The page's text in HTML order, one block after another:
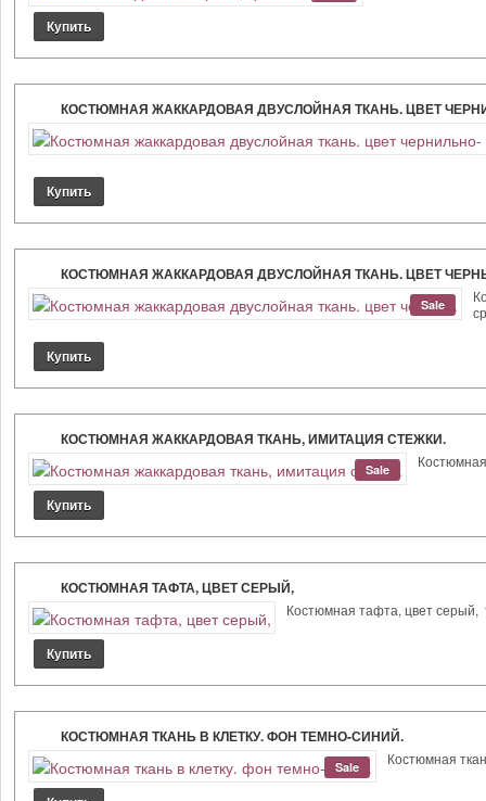
КОСТЮМНАЯ ЖАККАРДОВАЯ ДВУСЛОЙНАЯ ТКАНЬ. ЦВЕТ
КОСТЮМНАЯ ЖАККАРДОВАЯ ДВУСЛОЙНАЯ ТКАНЬ. ЦВЕТ
Sale
КОСТЮМНАЯ ЖАККАРДОВАЯ ТКАНЬ, ИМИТАЦИЯ СТЕЖКИ.
Sale
КОСТЮМНАЯ ТАФТА, ЦВЕТ СЕРЫЙ,
Костюмная тафта, цвет серый,
КОСТЮМНАЯ ТКАНЬ В КЛЕТКУ. ФОН ТЕМНО-СИНИЙ.
Sale Костюмная